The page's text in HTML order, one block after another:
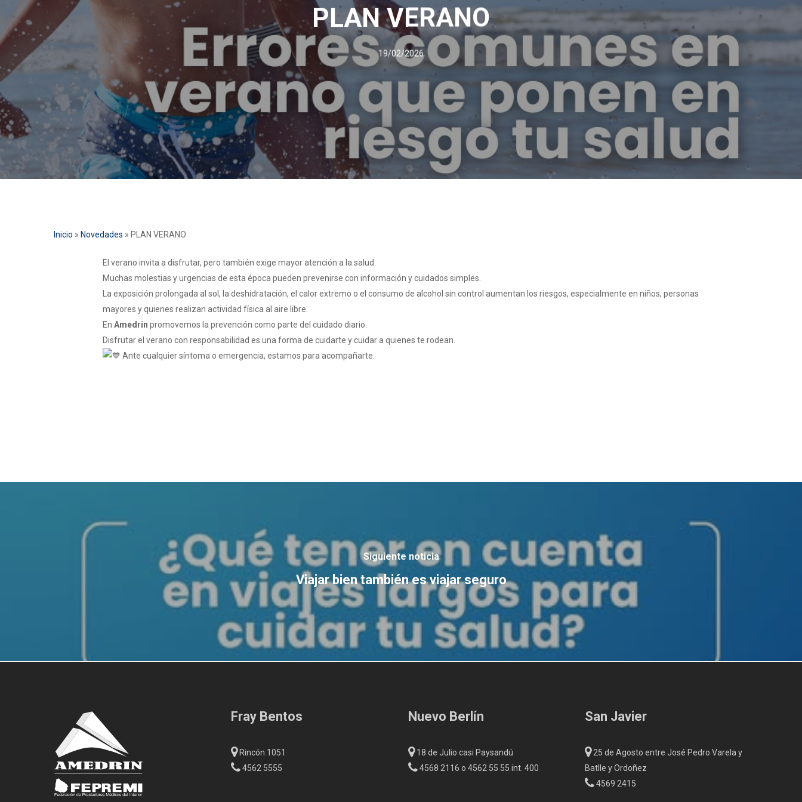
PLAN VERANO
19/02/2026
Inicio » Novedades » PLAN VERANO
El verano invita a disfrutar, pero también exige mayor atención a la salud.
Muchas molestias y urgencias de esta época pueden prevenirse con información y cuidados simples.
La exposición prolongada al sol, la deshidratación, el calor extremo o el consumo de alcohol sin control aumentan los riesgos, especialmente en niños, personas
mayores y quienes realizan actividad física al aire libre.
En Amedrin promovemos la prevención como parte del cuidado diario.
Disfrutar el verano con responsabilidad es una forma de cuidarte y cuidar a quienes te rodean.
Ante cualquier síntoma o emergencia, estamos para acompañarte.
Siguiente noticia
Viajar bien también es viajar seguro
Fray Bentos
Rincón 1051
4562 5555
Nuevo Berlín
18 de Julio casi Paysandú
4568 2116 o 4562 55 55 int. 400
San Javier
25 de Agosto entre José Pedro Varela y
Batlle y Ordoñez
4569 2415